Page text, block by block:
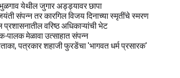
येथील जुगार अड्ड्यावर छापा
संपन्न तर कारगिल विजय दिनाच्या स्मृतींचे स्मरण
वरिष्ठ अधिकाऱ्यांची भेट
पालक मेळावा उत्साहात संपन्न
पत्रकार शहाजी फुरडेंचा 'भागवत धर्म प्रसारक'